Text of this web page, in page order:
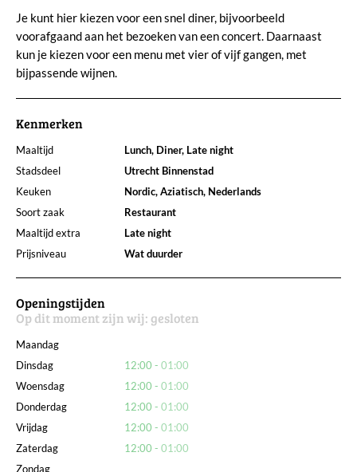
Je kunt hier kiezen voor een snel diner, bijvoorbeeld
voorafgaand aan het bezoeken van een concert. Daarnaast
kun je kiezen voor een menu met vier of vijf gangen, met
bijpassende wijnen.
Kenmerken
Maaltijd
Lunch, Diner, Late night
Stadsdeel
Utrecht Binnenstad
Keuken
Nordic, Aziatisch, Nederlands
Soort zaak
Restaurant
Maaltijd extra
Late night
Prijsniveau
Wat duurder
Openingstijden
Op dit moment zijn wij: gesloten
Maandag
Dinsdag
12:00
01:00
Woensdag
12:00
01:00
Donderdag
12:00
01:00
Vrijdag
12:00
01:00
Zaterdag
12:00
01:00
Zondag